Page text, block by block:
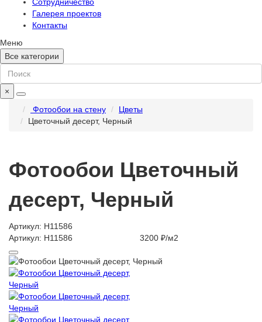
Галерея проектов
Контакты
Меню
Все категории
×
Фотообои на стену
Цветы
Цветочный десерт, Черный
Фотообои Цветочный
десерт, Черный
Артикул: H11586
Артикул: H11586
3200 ₽/м2